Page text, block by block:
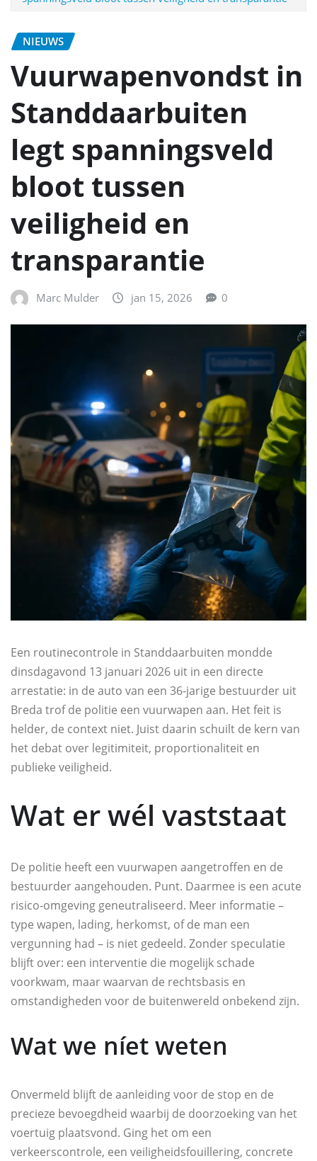
NIEUWS
Vuurwapenvondst in
Standdaarbuiten
legt spanningsveld
bloot tussen
veiligheid en
transparantie
Marc Mulder jan 15, 2026 0
Een routinecontrole in Standdaarbuiten mondde
dinsdagavond 13 januari 2026 uit in een directe
arrestatie: in de auto van een 36-jarige bestuurder uit
Breda trof de politie een vuurwapen aan. Het feit is
helder, de context niet. Juist daarin schuilt de kern van
het debat over legitimiteit, proportionaliteit en
publieke veiligheid.
Wat er wél vaststaat
De politie heeft een vuurwapen aangetroffen en de
bestuurder aangehouden. Punt. Daarmee is een acute
risico-omgeving geneutraliseerd. Meer informatie –
type wapen, lading, herkomst, of de man een
vergunning had – is niet gedeeld. Zonder speculatie
blijft over: een interventie die mogelijk schade
voorkwam, maar waarvan de rechtsbasis en
omstandigheden voor de buitenwereld onbekend zijn.
Wat we níet weten
Onvermeld blijft de aanleiding voor de stop en de
precieze bevoegdheid waarbij de doorzoeking van het
voertuig plaatsvond. Ging het om een
verkeerscontrole, een veiligheidsfouillering, concrete